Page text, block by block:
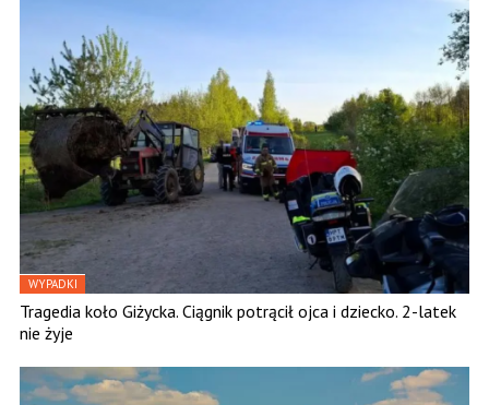
WYPADKI
Tragedia koło Giżycka. Ciągnik potrącił ojca i dziecko. 2-latek
nie żyje